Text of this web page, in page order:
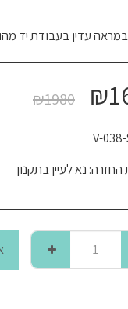
במראה עדין בעבודת יד
₪
₪1980
V-
החזרה: נא לעיין בתקנון